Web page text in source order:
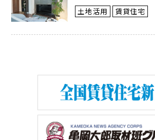
土地活用 賃貸住宅